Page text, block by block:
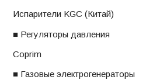
ㅤИспарители KGС (Китай)
■ Регуляторы давления
ㅤCoprim
■ Газовые электрогенераторы